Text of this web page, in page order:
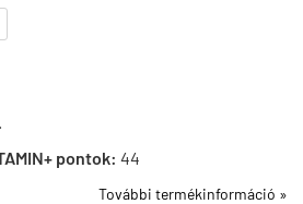
pontok: 44
További termékinformáció »